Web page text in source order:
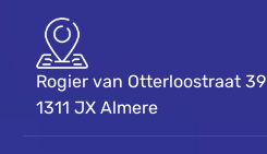
Rogier van Otterloostraat 39
1311 JX Almere